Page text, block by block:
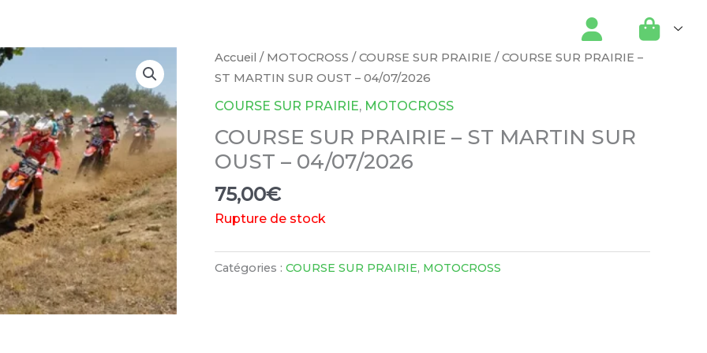
Accueil / MOTOCROSS /COURSE SUR PRAIRIE / COURSE SUR PRAIRIE –
ST MARTIN SUR OUST – 04/07/2026
COURSE SUR PRAIRIE, MOTOCROSS
COURSE SUR PRAIRIE – ST MARTIN SUR
OUST – 04/07/2026
75,00€
Rupture de stock
Catégories : COURSE SUR PRAIRIE, MOTOCROSS